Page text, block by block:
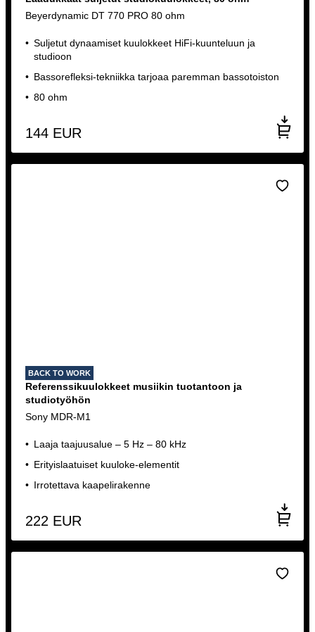
Beyerdynamic DT 770 PRO 80 ohm
Suljetut dynaamiset kuulokkeet HiFi-kuunteluun ja
studioon
Bassorefleksi-tekniikka tarjoaa paremman bassotoiston
80 ohm
144 EUR
BACK TO WORK
Referenssikuulokkeet musiikin tuotantoon ja
studiotyöhön
Sony MDR-M1
Laaja taajuusalue – 5 Hz – 80 kHz
Erityislaatuiset kuuloke-elementit
Irrotettava kaapelirakenne
222 EUR